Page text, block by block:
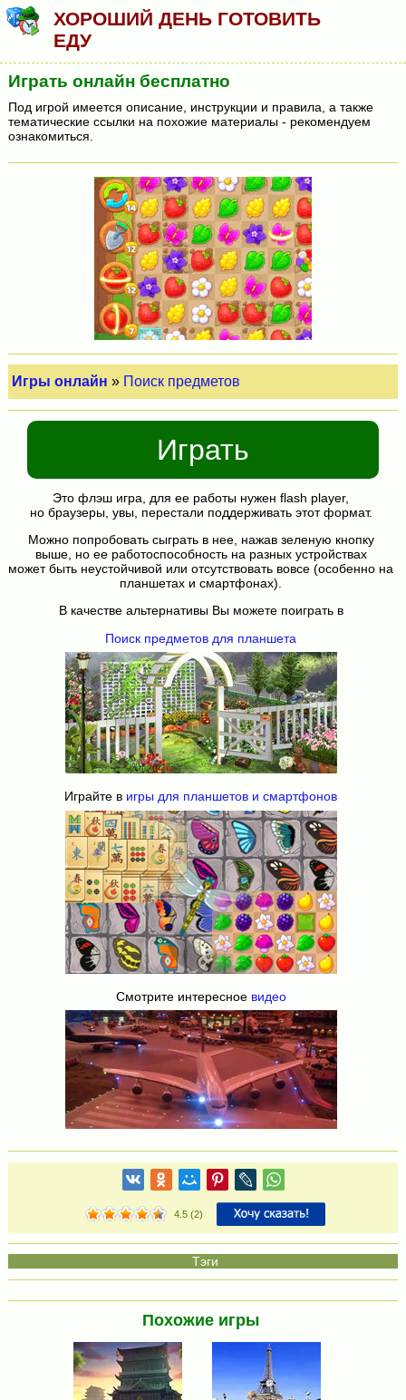
ХОРОШИЙ ДЕНЬ ГОТОВИТЬ
ЕДУ
Играть онлайн бесплатно
Под игрой имеется описание, инструкции и правила, а также
тематические ссылки на похожие материалы - рекомендуем
ознакомиться.
Игры онлайн » Поиск предметов
Играть
Это флэш игра, для ее работы нужен flash player,
но браузеры, увы, перестали поддерживать этот формат.
Можно попробовать сыграть в нее, нажав зеленую кнопку
выше, но ее работоспособность на разных устройствах
может быть неустойчивой или отсутствовать вовсе (особенно на
планшетах и смартфонах).
В качестве альтернативы Вы можете поиграть в
Поиск предметов для планшета
Играйте в игры для планшетов и смартфонов
Смотрите интересное видео
4.5(2)
Похожие игры